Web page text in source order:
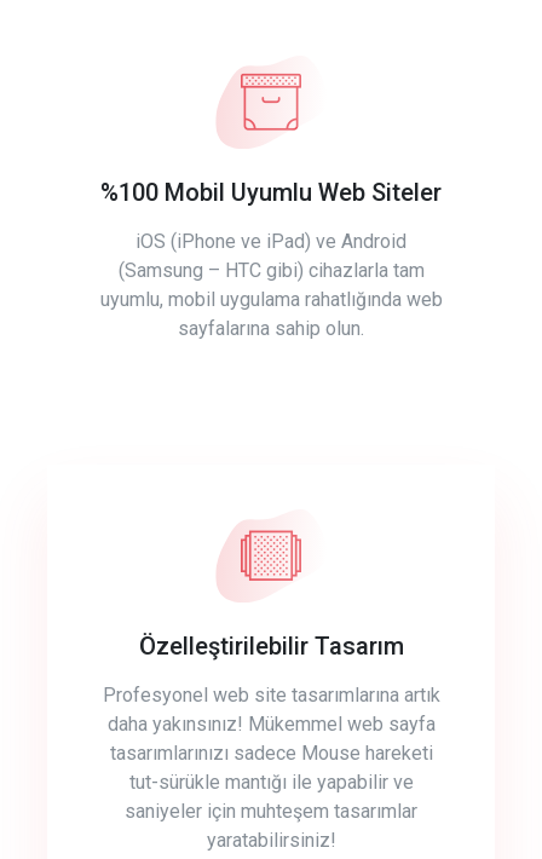
%100 Mobil Uyumlu Web Siteler
iOS (iPhone ve iPad) ve Android
(Samsung – HTC gibi) cihazlarla tam
uyumlu, mobil uygulama rahatlığında web
sayfalarına sahip olun.
Özelleştirilebilir Tasarım
Profesyonel web site tasarımlarına artık
daha yakınsınız! Mükemmel web sayfa
tasarımlarınızı sadece Mouse hareketi
tut-sürükle mantığı ile yapabilir ve
saniyeler için muhteşem tasarımlar
yaratabilirsiniz!